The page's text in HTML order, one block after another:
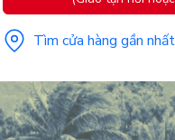
Tìm cửa hàng gần nhất